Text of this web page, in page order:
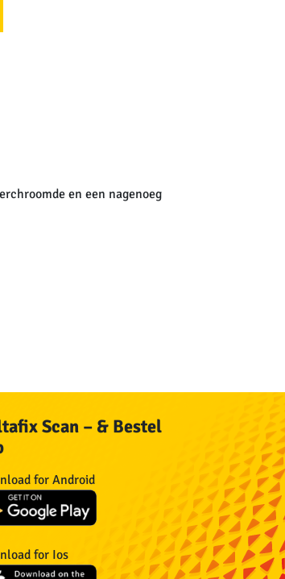
en een nagenoeg
Scan – & Bestel
for Android
for Ios